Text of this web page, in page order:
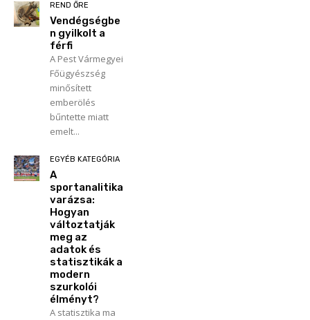
REND ŐRE
Vendégségbe
n gyilkolt a
férfi
A Pest Vármegyei
Főügyészség
minősített
emberölés
bűntette miatt
emelt...
EGYÉB KATEGÓRIA
A
sportanalitika
varázsa:
Hogyan
változtatják
meg az
adatok és
statisztikák a
modern
szurkolói
élményt?
A statisztika ma